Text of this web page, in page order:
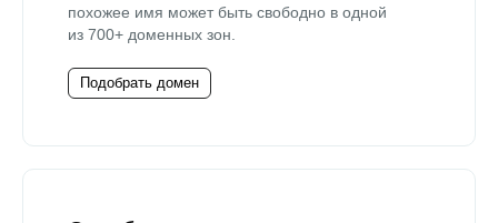
похожее имя может быть свободно в одной
из 700+ доменных зон.
Подобрать домен